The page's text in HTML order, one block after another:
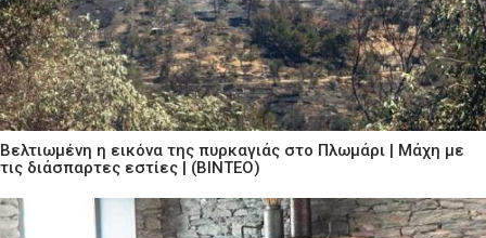
Βελτιωμένη η εικόνα της πυρκαγιάς στο Πλωμάρι | Μάχη με
τις διάσπαρτες εστίες | (ΒΙΝΤΕΟ)